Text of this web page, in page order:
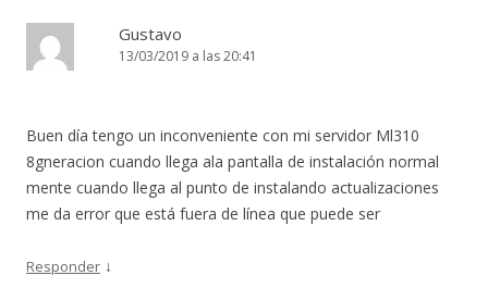
Gustavo
13/03/2019 a las 20:41
Buen día tengo un inconveniente con mi servidor Ml310
8gneracion cuando llega ala pantalla de instalación normal
mente cuando llega al punto de instalando actualizaciones
me da error que está fuera de línea que puede ser
Responder ↓